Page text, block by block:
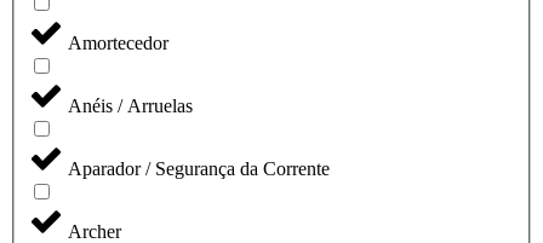
Amortecedor
Anéis / Arruelas
Aparador / Segurança da Corrente
Archer